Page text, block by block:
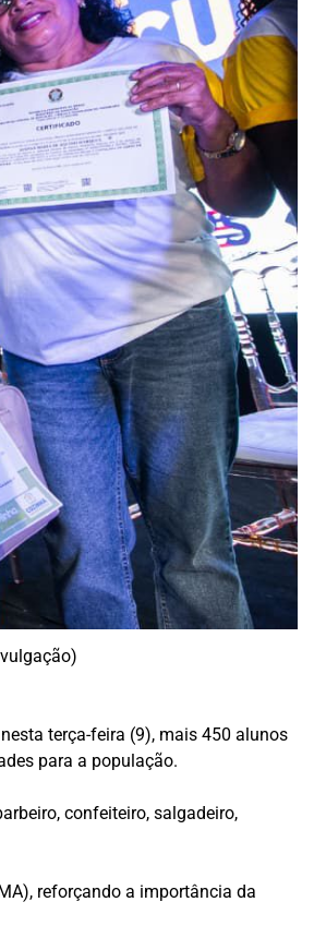
terça-feira (9), mais 450 alunos
para a população.
confeiteiro, salgadeiro,
reforçando a importância da